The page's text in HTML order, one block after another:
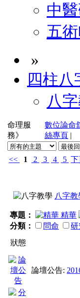
中
五
»
四柱八
八
命理服
務》
數位論命
絲專頁 |
<< 1 2 3 4 5 下
八字教
專題： 精華
分類：
問命 研
狀態
論壇公告: